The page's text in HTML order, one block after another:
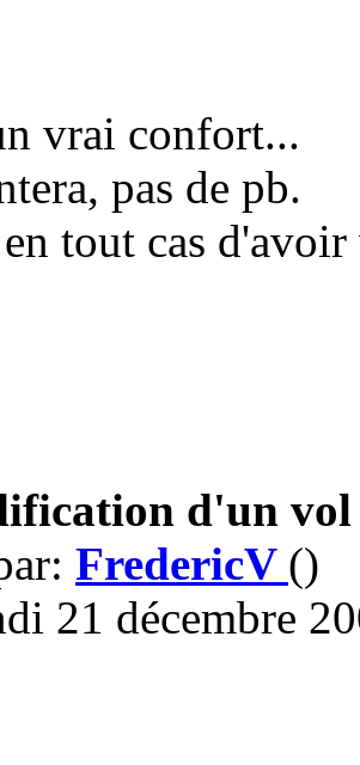
vrai confort...
pas de pb.
tout cas
d'un
FredericV ()
21 décembre